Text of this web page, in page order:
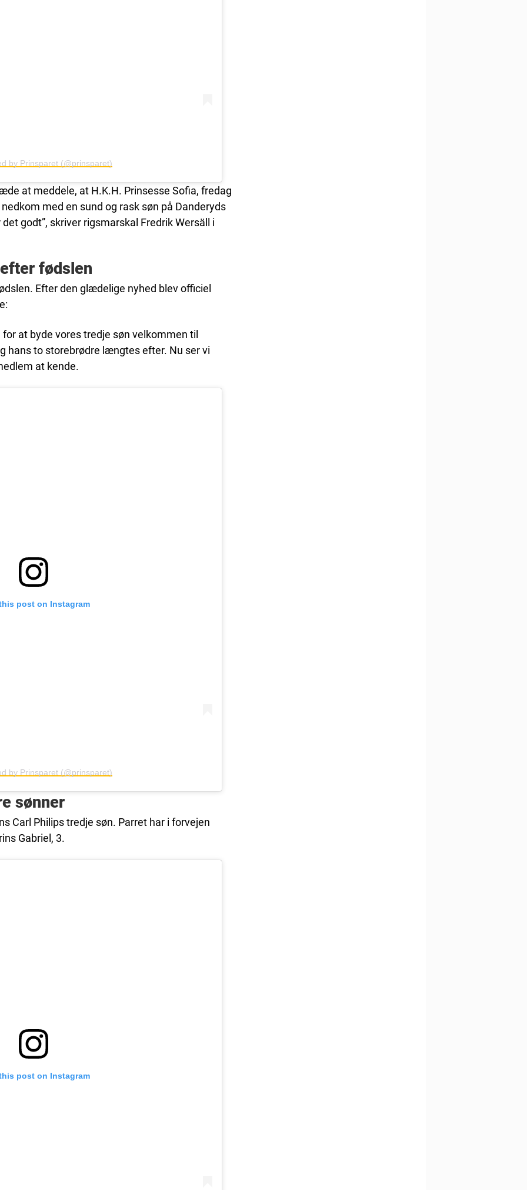
by Prinsparet (@prinsparet)
at meddele, at H.K.H. Prinsesse Sofia, fredag
med en sund og rask søn på Danderyds
godt”, skriver rigsmarskal Fredrik Wersäll i
fødslen
Efter den glædelige nyhed blev officiel
at byde vores tredje søn velkommen til
hans to storebrødre længtes efter. Nu ser vi
at kende.
post on Instagram
by Prinsparet (@prinsparet)
sønner
Carl Philips tredje søn. Parret har i forvejen
Gabriel, 3.
post on Instagram